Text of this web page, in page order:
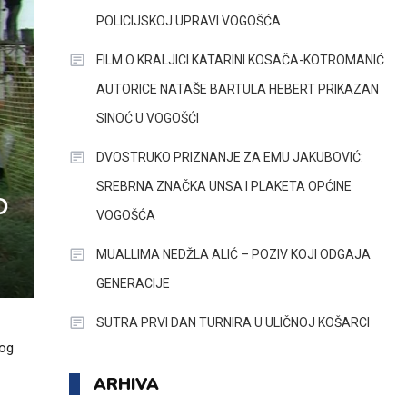
POLICIJSKOJ UPRAVI VOGOŠĆA
FILM O KRALJICI KATARINI KOSAČA-KOTROMANIĆ
AUTORICE NATAŠE BARTULA HEBERT PRIKAZAN
SINOĆ U VOGOŠĆI
DVOSTRUKO PRIZNANJE ZA EMU JAKUBOVIĆ:
SREBRNA ZNAČKA UNSA I PLAKETA OPĆINE
VOGOŠĆA
MUALLIMA NEDŽLA ALIĆ – POZIV KOJI ODGAJA
GENERACIJE
SUTRA PRVI DAN TURNIRA U ULIČNOJ KOŠARCI
ARHIVA